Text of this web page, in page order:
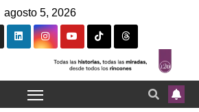
agosto 5, 2026